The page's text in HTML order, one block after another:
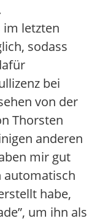
im letzten
sodass
bei
von der
Thorsten
anderen
mir gut
automatisch
habe,
um ihn als